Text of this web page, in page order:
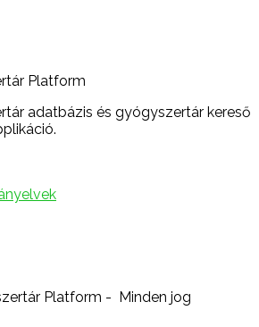
Platform
adatbázis és gyógyszertár kereső
Platform - Minden jog